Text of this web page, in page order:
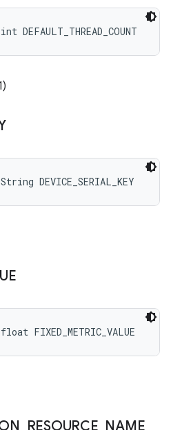
DEVICE_SERIAL_KEY
RESOURCE NAME